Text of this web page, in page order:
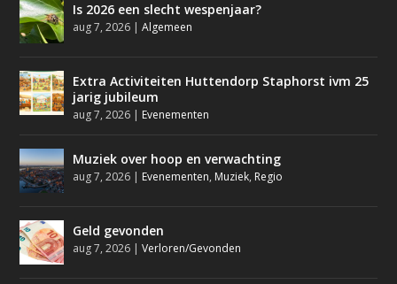
Is 2026 een slecht wespenjaar?
aug 7, 2026 |Algemeen
Extra Activiteiten Huttendorp Staphorst ivm 25
jarig jubileum
aug 7, 2026 | Evenementen
Muziek over hoop en verwachting
aug 7, 2026 | Evenementen, Muziek, Regio
Geld gevonden
aug 7, 2026 |Verloren/Gevonden